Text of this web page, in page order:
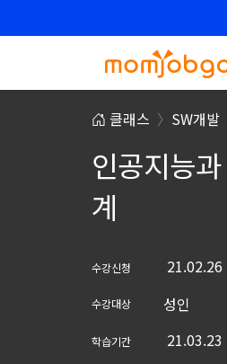
클래스 SW개발
인공지능
계
수강신청 21.02.26
수강대상 성인
학습기간 21.03.23